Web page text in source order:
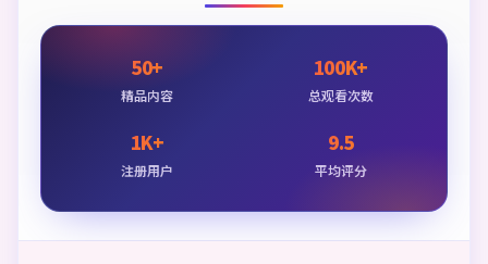
50+
精品内容
100K+
总观看次数
1K+
注册用户
9.5
平均评分